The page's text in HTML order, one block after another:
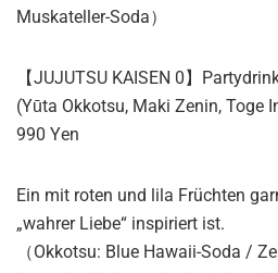
Muskateller-Soda）
【JUJUTSU KAISEN 0】
(Yūta Okkotsu, Maki Zenin, Toge
990 Yen
Ein mit roten und lila Früchten
„wahrer Liebe“ inspiriert ist.
（Okkotsu: Blue Hawaii-Soda /